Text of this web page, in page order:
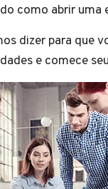
como abrir
dizer para que
e comece